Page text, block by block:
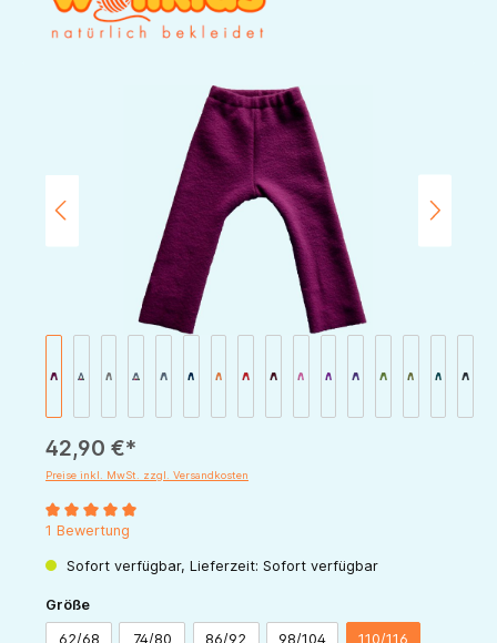
Bildergalerie überspringen
42,90 €*
Preise inkl. MwSt. zzgl. Versandkosten
Durchschnittliche Bewertung von 5 von 5 Sternen
1 Bewertung
Sofort verfügbar, Lieferzeit: Sofort verfügbar
Größeauswählen
62/68 74/80 86/92 98/104 110/116